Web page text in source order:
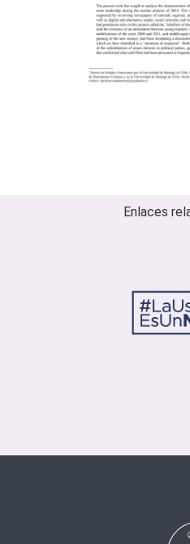
Enlaces